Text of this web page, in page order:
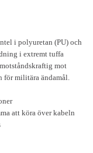
i polyuretan (PU) och
i extremt tuffa
mot
för militära ändamål.
att köra över kabeln